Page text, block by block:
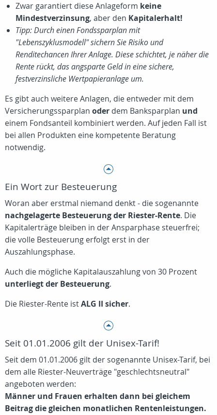
Zwar garantiert diese Anlageform keine
Mindestverzinsung, aber den Kapitalerhalt!
Tipp: Durch einen Fondssparplan mit
"Lebenszyklusmodell" sichern Sie Risiko und
Renditechancen Ihrer Anlage. Diese schichtet, je näher die
Rente rückt, das angsparte Geld in eine sichere,
festverzinsliche Wertpapieranlage um.
Es gibt auch weitere Anlagen, die entweder mit dem
Versicherungssparplan oder dem Banksparplan und
einem Fondsanteil kombiniert werden. Auf jeden Fall ist
bei allen Produkten eine kompetente Beratung
notwendig.
Ein Wort zur Besteuerung
Woran aber erstmal niemand denkt - die sogenannte
nachgelagerte Besteuerung der Riester-Rente. Die
Kapitalerträge bleiben in der Ansparphase steuerfrei;
die volle Besteuerung erfolgt erst in der
Auszahlungsphase.
Auch die mögliche Kapitalauszahlung von 30 Prozent
unterliegt der Besteuerung.
Die Riester-Rente istALG II sicher.
Seit 01.01.2006 gilt der Unisex-Tarif!
Seit dem 01.01.2006 gilt der sogenannte Unisex-Tarif, bei
dem alle Riester-Neuverträge "geschlechtsneutral"
angeboten werden:
Männer und Frauen erhalten dann bei gleichem
Beitrag die gleichen monatlichen Rentenleistungen.